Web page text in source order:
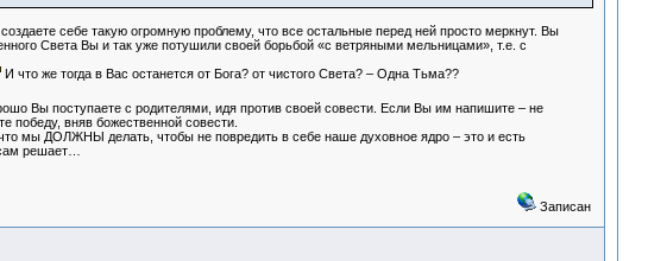
себе такую огромную проблему, что все остальные перед ней просто меркнут. Вы
Света Вы и так уже потушили своей борьбой «с ветряными мельницами», т.е. с
И что же тогда в Вас останется от Бога? от чистого Света? – Одна Тьма??
Вы поступаете с родителями, идя против своей совести. Если Вы им напишите – не
победу, вняв божественной совести.
мы ДОЛЖНЫ делать, чтобы не повредить в себе наше духовное ядро – это и есть
решает…
Записан